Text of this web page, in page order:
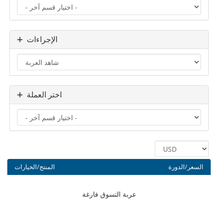
الإجراءات
اختر العملة
المنتج/الخيارات السعر/الدورة
عربة التسوق فارغة